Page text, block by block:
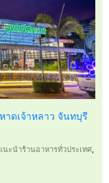
าดเจ้าหลาว จันทบุรี
นะนำร้านอาหารทั่วประเทศ,